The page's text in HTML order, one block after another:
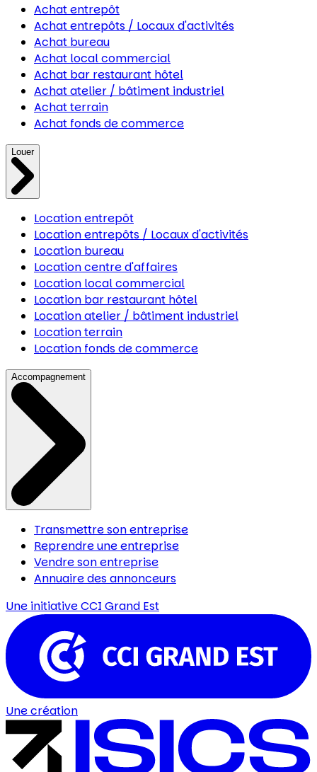
Achat entrepôt
Achat entrepôts / Locaux d'activités
Achat bureau
Achat local commercial
Achat bar restaurant hôtel
Achat atelier / bâtiment industriel
Achat terrain
Achat fonds de commerce
Louer
Location entrepôt
Location entrepôts / Locaux d'activités
Location bureau
Location centre d'affaires
Location local commercial
Location bar restaurant hôtel
Location atelier / bâtiment industriel
Location terrain
Location fonds de commerce
Accompagnement
Transmettre son entreprise
Reprendre une entreprise
Vendre son entreprise
Annuaire des annonceurs
Une initiativeCCI Grand Est
Une création